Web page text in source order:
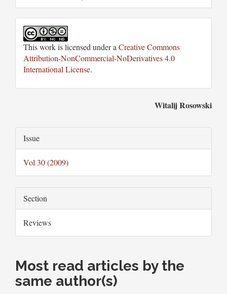
This work is licensed under a Creative Commons
Attribution-NonCommercial-NoDerivatives 4.0
International License.
Article
Content
Witalij Rosowski
Article
Details
Issue
Vol 30 (2009)
Section
Reviews
Most read articles by the
same author(s)